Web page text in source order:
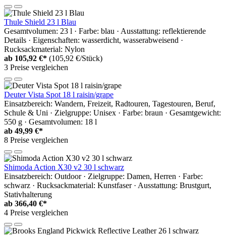
Thule Shield 23 l Blau
Gesamtvolumen: 23 l · Farbe: blau · Ausstattung: reflektierende
Details · Eigenschaften: wasserdicht, wasserabweisend ·
Rucksackmaterial: Nylon
ab 105,92 €* (105,92 €/Stück)
3 Preise vergleichen
Deuter Vista Spot 18 l raisin/grape
Einsatzbereich: Wandern, Freizeit, Radtouren, Tagestouren, Beruf,
Schule & Uni · Zielgruppe: Unisex · Farbe: braun · Gesamtgewicht:
550 g · Gesamtvolumen: 18 l
ab 49,99 €*
8 Preise vergleichen
Shimoda Action X30 v2 30 l schwarz
Einsatzbereich: Outdoor · Zielgruppe: Damen, Herren · Farbe:
schwarz · Rucksackmaterial: Kunstfaser · Ausstattung: Brustgurt,
Stativhalterung
ab 366,40 €*
4 Preise vergleichen